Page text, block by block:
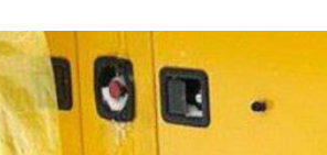
Успіхи одеситів на
Новини з Зимової школи
Інтеграція ветеранів в